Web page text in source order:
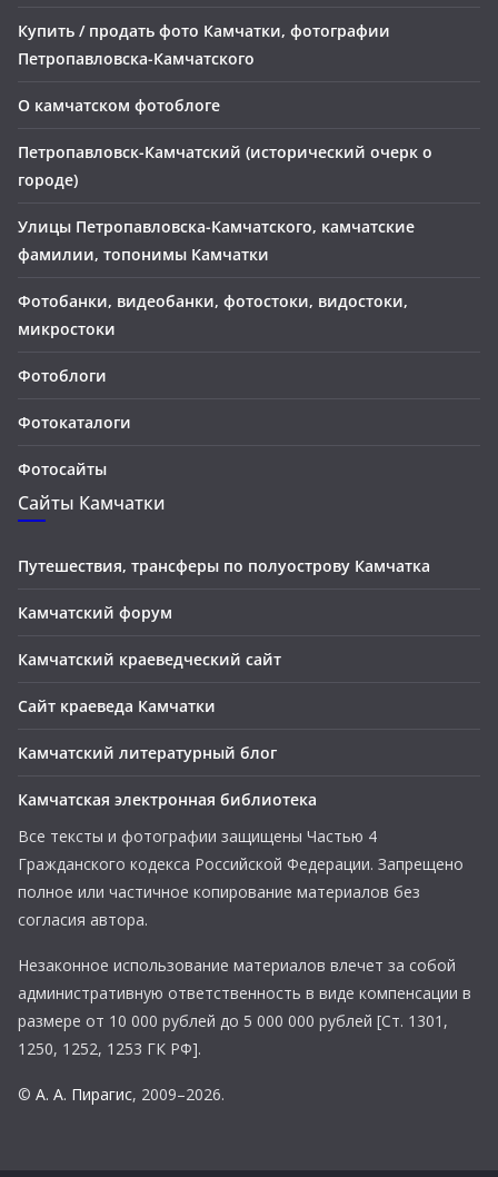
Купить / продать фото Камчатки, фотографии
Петропавловска-Камчатского
О камчатском фотоблоге
Петропавловск-Камчатский (исторический очерк о
городе)
Улицы Петропавловска-Камчатского, камчатские
фамилии, топонимы Камчатки
Фотобанки, видеобанки, фотостоки, видостоки,
микростоки
Фотоблоги
Фотокаталоги
Фотосайты
Сайты Камчатки
Путешествия, трансферы по полуострову Камчатка
Камчатский форум
Камчатский краеведческий сайт
Сайт краеведа Камчатки
Камчатский литературный блог
Камчатская электронная библиотека
Все тексты и фотографии защищены Частью 4
Гражданского кодекса Российской Федерации. Запрещено
полное или частичное копирование материалов без
согласия автора.
Незаконное использование материалов влечет за собой
административную ответственность в виде компенсации в
размере от 10 000 рублей до 5 000 000 рублей [Ст. 1301,
1250, 1252, 1253 ГК РФ].
© А. А. Пирагис, 2009–2026.